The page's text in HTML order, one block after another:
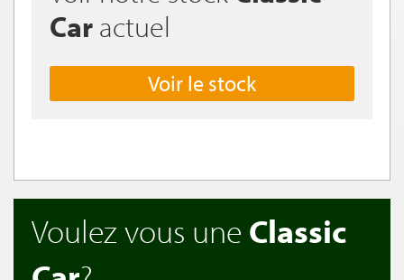
Car actuel
Voir le stock
Voulez vous une Classic